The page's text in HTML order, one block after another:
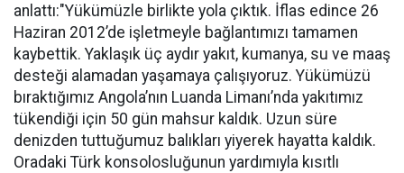
anlattı:"Yükümüzle birlikte yola çıktık. İflas edince 26
Haziran 2012’de işletmeyle bağlantımızı tamamen
kaybettik. Yaklaşık üç aydır yakıt, kumanya, su ve maaş
desteği alamadan yaşamaya çalışıyoruz. Yükümüzü
bıraktığımız Angola’nın Luanda Limanı’nda yakıtımız
tükendiği için 50 gün mahsur kaldık. Uzun süre
denizden tuttuğumuz balıkları yiyerek hayatta kaldık.
Oradaki Türk konsolosluğunun yardımıyla kısıtlı